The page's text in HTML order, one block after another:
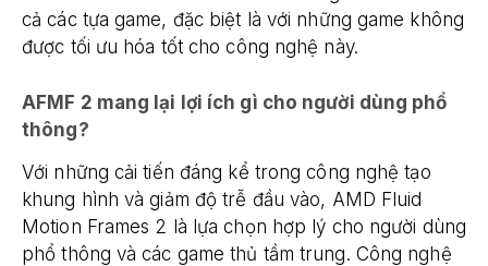
cả các tựa game, đặc biệt là với những game không
được tối ưu hóa tốt cho công nghệ này.
AFMF 2 mang lại lợi ích gì cho người dùng phổ
thông?
Với những cải tiến đáng kể trong công nghệ tạo
khung hình và giảm độ trễ đầu vào, AMD Fluid
Motion Frames 2 là lựa chọn hợp lý cho người dùng
phổ thông và các game thủ tầm trung. Công nghệ